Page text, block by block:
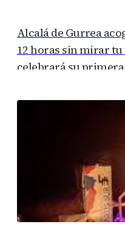
Alcalá de Gurrea
12 horas sin mirar
celebrará su